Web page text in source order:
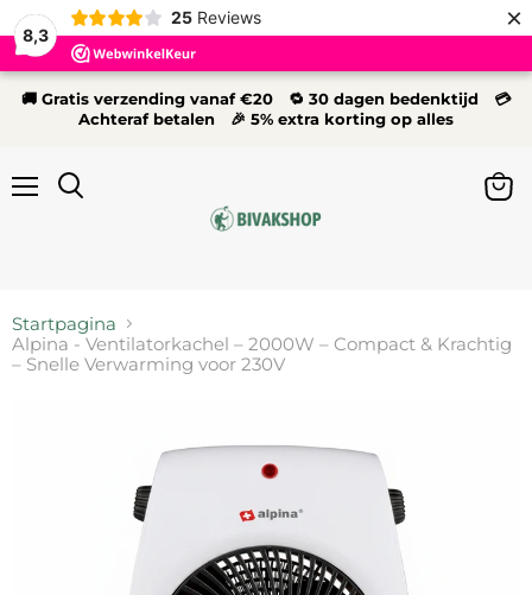
8,3
25 Reviews ×
🚚 Gratis verzending vanaf €20 🔁 30 dagen bedenktijd 💳
Achteraf betalen 🎉 5% extra korting op alles
Startpagina
Alpina - Ventilatorkachel – 2000W – Compact & Krachtig
– Snelle Verwarming voor 230V